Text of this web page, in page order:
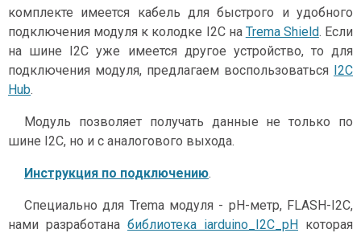
комплекте имеется кабель для быстрого и удобного
подключения модуля к колодке I2C на Trema Shield. Если
на шине I2C уже имеется другое устройство, то для
подключения модуля, предлагаем воспользоваться I2C
Hub.
Модуль позволяет получать данные не только по
шине I2C, но и с аналогового выхода.
Инструкция по подключению.
Специально для Trema модуля - pH-метр, FLASH-I2C,
нами разработана библиотека iarduino_I2C_pH которая